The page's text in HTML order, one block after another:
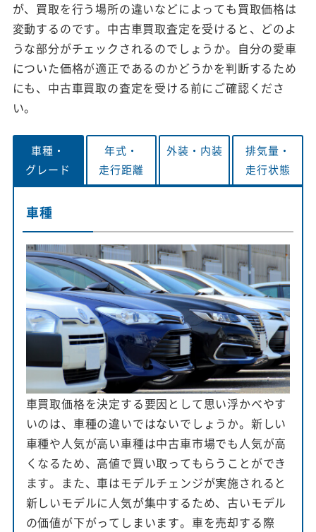
が、買取を行う場所の違いなどによっても買取価格は
変動するのです。中古車買取査定を受けると、どのよ
うな部分がチェックされるのでしょうか。自分の愛車
についた価格が適正であるのかどうかを判断するため
にも、中古車買取の査定を受ける前にご確認くださ
い。
車種・
グレード
年式・
走行距離
外装・ 内装
排気量・
走行状態
車種
車買取価格を決定する要因として思い浮かべやす
いのは、車種の違いではないでしょうか。新しい
車種や人気が高い車種は中古車市場でも人気が高
くなるため、高値で買い取ってもらうことができ
ます。また、車はモデルチェンジが実施されると
新しいモデルに人気が集中するため、古いモデル
の価値が下がってしまいます。車を売却する際